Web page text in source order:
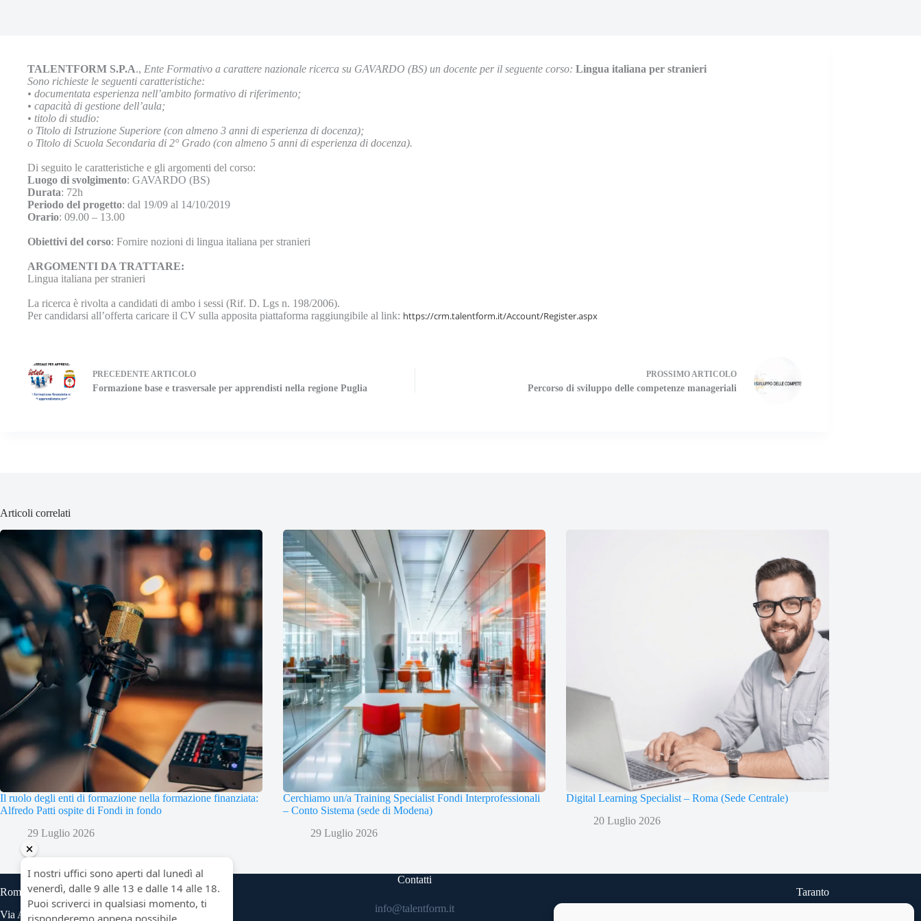
TALENTFORM S.P.A., Ente Formativo a carattere nazionale ricerca su GAVARDO (BS) un docente per il seguente corso: Lingua italiana per stranieri
Sono richieste le seguenti caratteristiche:
• documentata esperienza nell’ambito formativo di riferimento;
• capacità di gestione dell’aula;
• titolo di studio:
o Titolo di Istruzione Superiore (con almeno 3 anni di esperienza di docenza);
o Titolo di Scuola Secondaria di 2° Grado (con almeno 5 anni di esperienza di docenza).
Di seguito le caratteristiche e gli argomenti del corso:
Luogo di svolgimento: GAVARDO (BS)
Durata: 72h
Periodo del progetto: dal 19/09 al 14/10/2019
Orario: 09.00 – 13.00
Obiettivi del corso: Fornire nozioni di lingua italiana per stranieri
ARGOMENTI DA TRATTARE:
Lingua italiana per stranieri
La ricerca è rivolta a candidati di ambo i sessi (Rif. D. Lgs n. 198/2006).
Per candidarsi all’offerta caricare il CV sulla apposita piattaforma raggiungibile al link: https://crm.talentform.it/Account/Register.aspx
PRECEDENTE ARTICOLO
Formazione base e trasversale per apprendisti nella regione Puglia
PROSSIMO ARTICOLO
Percorso di sviluppo delle competenze manageriali
Articoli correlati
Il ruolo degli enti di formazione nella formazione finanziata:
Alfredo Patti ospite di Fondi in fondo
29 Luglio 2026
Cerchiamo un/a Training Specialist Fondi Interprofessionali
– Conto Sistema (sede di Modena)
29 Luglio 2026
Digital Learning Specialist – Roma (Sede Centrale)
20 Luglio 2026
Contatti
Roma
Via Angelo Bargoni 8, scala B
info@talentform.it
Taranto